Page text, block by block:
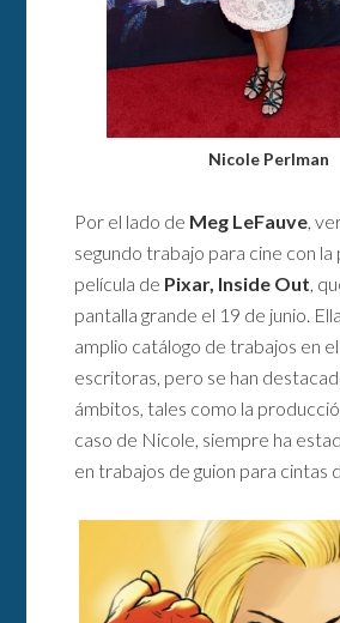
Nicole Perlman
Por el lado de Meg LeFauve,
segundo trabajo para cine con la
película de Pixar, Inside Out,
pantalla grande el 19 de junio.
amplio catálogo de trabajos en
escritoras, pero se han
ámbitos, tales como la
caso de Nicole, siempre ha
en trabajos de guion para cintas